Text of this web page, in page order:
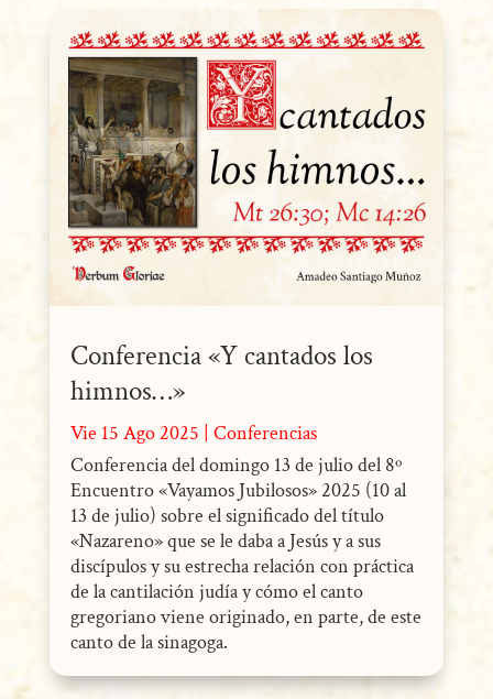
Conferencia «Y cantados los
himnos…»
Vie 15 Ago 2025
Conferencias
Conferencia del domingo 13 de julio del 8º
Encuentro «Vayamos Jubilosos» 2025 (10 al
13 de julio) sobre el significado del título
«Nazareno» que se le daba a Jesús y a sus
discípulos y su estrecha relación con práctica
de la cantilación judía y cómo el canto
gregoriano viene originado, en parte, de este
canto de la sinagoga.